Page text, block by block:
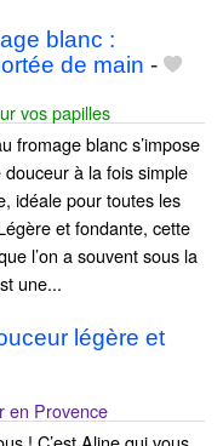
blanc :
de main -
vos papilles
fromage blanc s’impose
à la fois simple
idéale pour toutes les
et fondante, cette
l’on a souvent sous la
une...
légère et
en Provence